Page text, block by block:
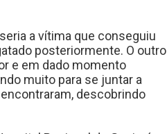
a vítima que conseguiu
posteriormente. O outro
e em dado momento
muito para se juntar a
descobrindo